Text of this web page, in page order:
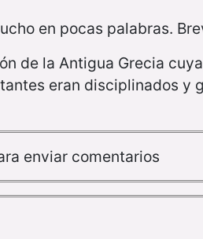
en pocas palabras.
de la Antigua Grecia
eran disciplinados y
enviar comentarios